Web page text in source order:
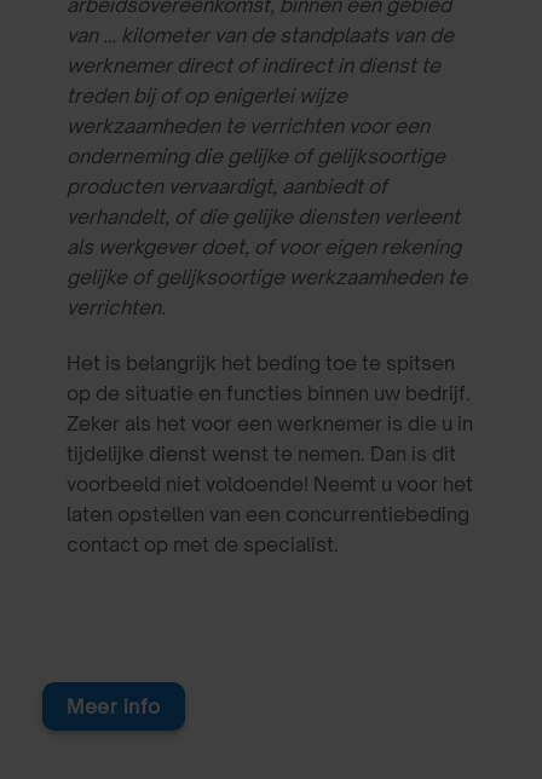
arbeidsovereenkomst, binnen een gebied
van … kilometer van de standplaats van de
werknemer direct of indirect in dienst te
treden bij of op enigerlei wijze
werkzaamheden te verrichten voor een
onderneming die gelijke of gelijksoortige
producten vervaardigt, aanbiedt of
verhandelt, of die gelijke diensten verleent
als werkgever doet, of voor eigen rekening
gelijke of gelijksoortige werkzaamheden te
verrichten.
Het is belangrijk het beding toe te spitsen
op de situatie en functies binnen uw bedrijf.
Zeker als het voor een werknemer is die u in
tijdelijke dienst wenst te nemen. Dan is dit
voorbeeld niet voldoende! Neemt u voor het
laten opstellen van een concurrentiebeding
contact op met de specialist.
Meer info